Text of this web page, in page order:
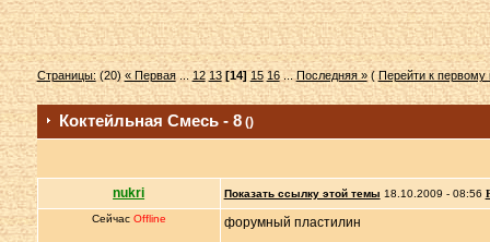
Страницы:(20)« Первая...12 13 [14] 15 16...Последняя »(Перейти к
Коктейльная Смесь - 8()
nukri Показать ссылку этой темы 18.10.2009 - 08:56
Сейчас Offline форумный пластилин